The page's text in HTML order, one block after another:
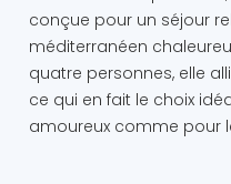
conçue pour un séjour
méditerranéen
quatre personnes, elle
ce qui en fait le choix
amoureux comme pour